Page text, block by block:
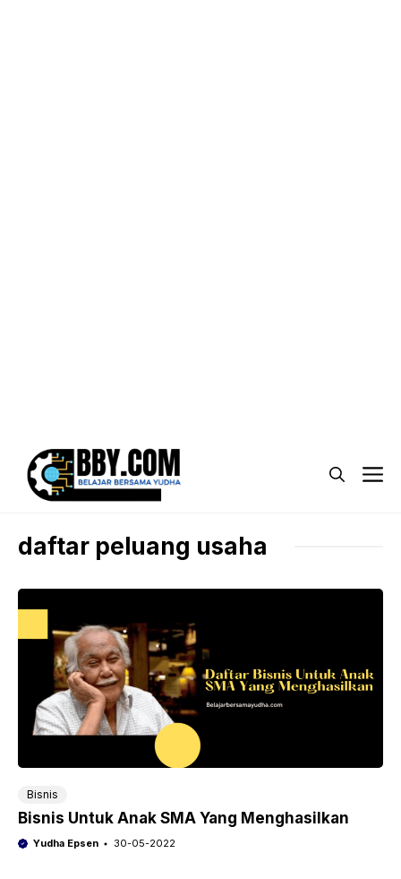
daftar peluang usaha
Bisnis
Bisnis Untuk Anak SMA Yang Menghasilkan
Yudha Epsen 30-05-2022